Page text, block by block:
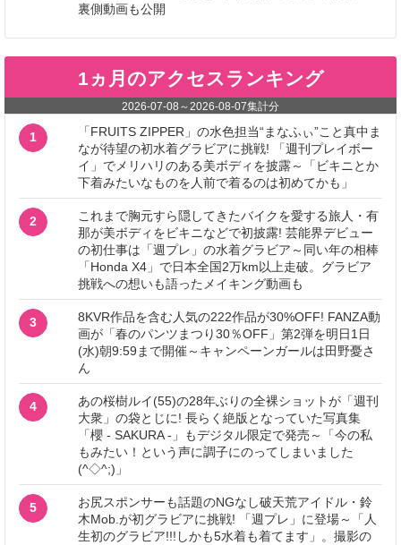
裏側動画も公開
1ヵ月のアクセスランキング
2026-07-08 ～2026-08-07集計分
1
「FRUITS ZIPPER」の水色担当“まなふぃ”こと真中ま
なが待望の初水着グラビアに挑戦! 「週刊プレイボー
イ」でメリハリのある美ボディを披露～「ビキニとか
下着みたいなものを人前で着るのは初めてかも」
2
これまで胸元すら隠してきたバイクを愛する旅人・有
那が美ボディをビキニなどで初披露! 芸能界デビュー
の初仕事は「週プレ」の水着グラビア～同い年の相棒
「Honda X4」で日本全国2万km以上走破。グラビア
挑戦への想いも語ったメイキング動画も
3
8KVR作品を含む人気の222作品が30%OFF! FANZA動
画が「春のパンツまつり30％OFF」第2弾を明日1日
(水)朝9:59まで開催～キャンペーンガールは田野憂さ
ん
4
あの桜樹ルイ(55)の28年ぶりの全裸ショットが「週刊
大衆」の袋とじに! 長らく絶版となっていた写真集
「櫻 - SAKURA -」もデジタル限定で発売～「今の私
もみたい！という声に調子にのってしまいました
(^◇^;)」
5
お尻スポンサーも話題のNGなし破天荒アイドル・鈴
木Mob.が初グラビアに挑戦! 「週プレ」に登場～「人
生初のグラビア!!!しかも5水着も着てます」。撮影の